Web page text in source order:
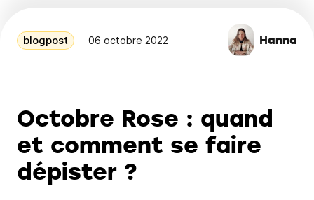
blogpost 06 octobre 2022 Hanna
Octobre Rose : quand
et comment se faire
dépister ?